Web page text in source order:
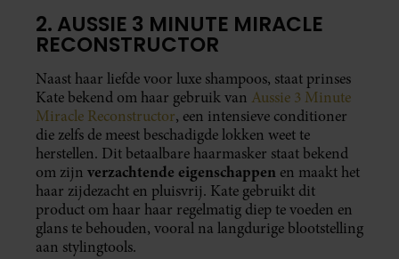
2. AUSSIE 3 MINUTE MIRACLE
RECONSTRUCTOR
Naast haar liefde voor luxe shampoos, staat prinses
Kate bekend om haar gebruik van Aussie 3 Minute
Miracle Reconstructor, een intensieve conditioner
die zelfs de meest beschadigde lokken weet te
herstellen. Dit betaalbare haarmasker staat bekend
om zijn verzachtende eigenschappen en maakt het
haar zijdezacht en pluisvrij. Kate gebruikt dit
product om haar haar regelmatig diep te voeden en
glans te behouden, vooral na langdurige blootstelling
aan stylingtools.